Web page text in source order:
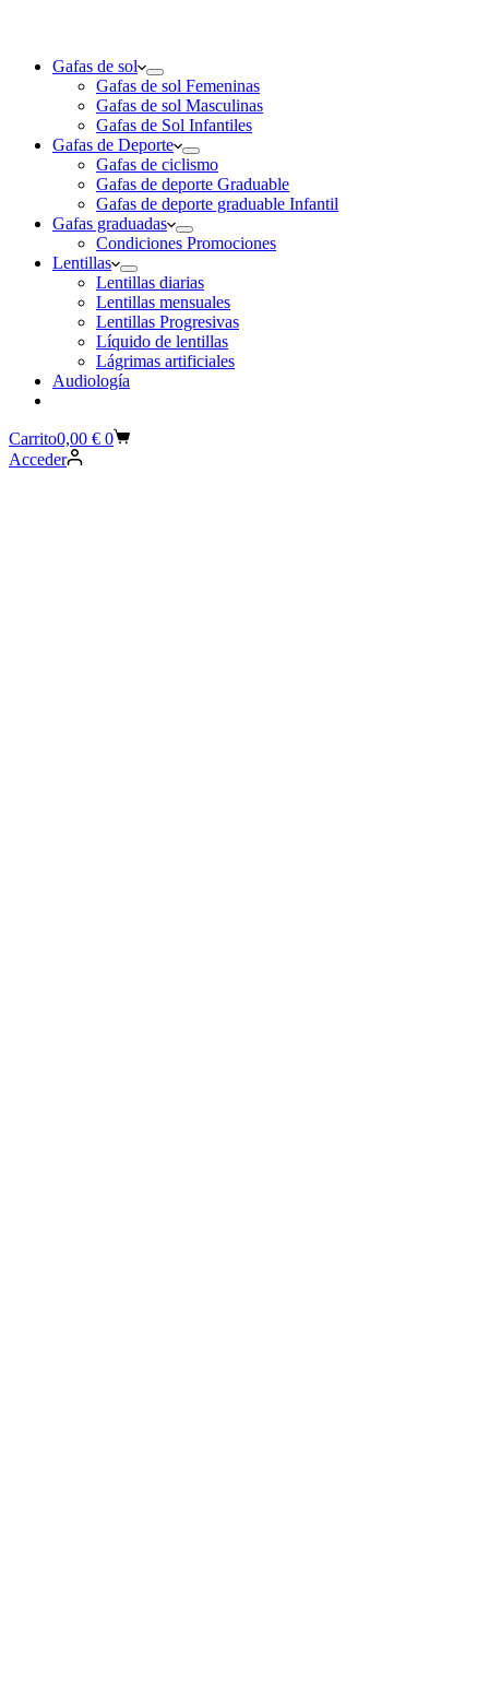
Gafas de sol
Gafas de sol Femeninas
Gafas de sol Masculinas
Gafas de Sol Infantiles
Gafas de Deporte
Gafas de ciclismo
Gafas de deporte Graduable
Gafas de deporte graduable Infantil
Gafas graduadas
Condiciones Promociones
Lentillas
Lentillas diarias
Lentillas mensuales
Lentillas Progresivas
Líquido de lentillas
Lágrimas artificiales
Audiología
Carrito0,00 € 0
Acceder